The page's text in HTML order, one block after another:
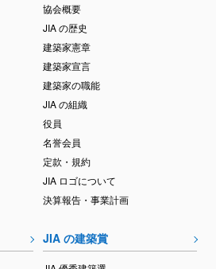
協会概要
JIA の歴史
建築家憲章
建築家宣言
建築家の職能
JIA の組織
役員
名誉会員
定款・規約
JIA ロゴについて
決算報告・事業計画
JIA の建築賞